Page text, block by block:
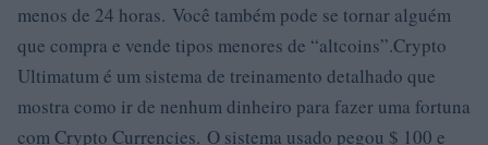
menos de 24 horas. Você também pode se tornar alguém
que compra e vende tipos menores de “altcoins”.Crypto
Ultimatum é um sistema de treinamento detalhado que
mostra como ir de nenhum dinheiro para fazer uma fortuna
com Crypto Currencies. O sistema usado pegou $ 100 e